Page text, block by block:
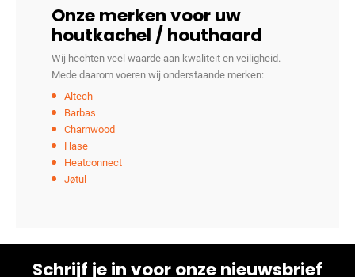
Onze merken voor uw
houtkachel / houthaard
Wij hechten veel waarde aan kwaliteit en veiligheid.
Mede daarom voeren wij onderstaande merken:
Altech
Barbas
Charnwood
Hase
Heatconnect
Jøtul
Schrijf je in voor onze nieuwsbrief